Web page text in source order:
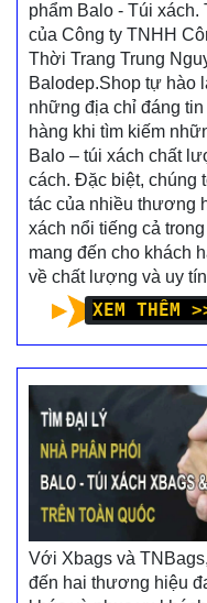
phẩm Balo - Túi
của Công ty TNHH
Thời Trang Trung
Balodep.Shop tự hào
những địa chỉ đáng
hàng khi tìm kiếm
Balo – túi xách chất
cách. Đặc biệt, chúng
tác của nhiều thương
xách nổi tiếng cả
mang đến cho khách
về chất lượng và uy
XEM THÊM
Với Xbags và
đến hai thương hiệu